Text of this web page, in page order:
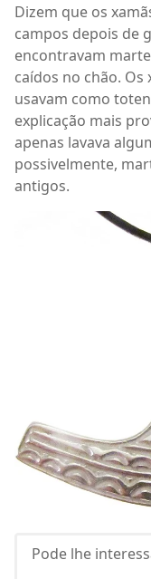
Dizem que os
campos depois de
encontravam
caídos no chão. Os
usavam como
explicação mais
apenas lavava
possivelmente,
antigos.
Pode lhe